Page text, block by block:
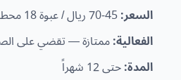
السعر:
الفعالية:ممتازة — تقضي على
المدة:حتى 12 شهراً